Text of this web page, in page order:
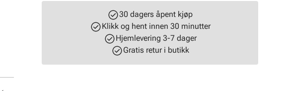
30 dagers åpent kjøp
Klikk og hent innen 30 minutter
Hjemlevering 3-7 dager
Gratis retur i butikk